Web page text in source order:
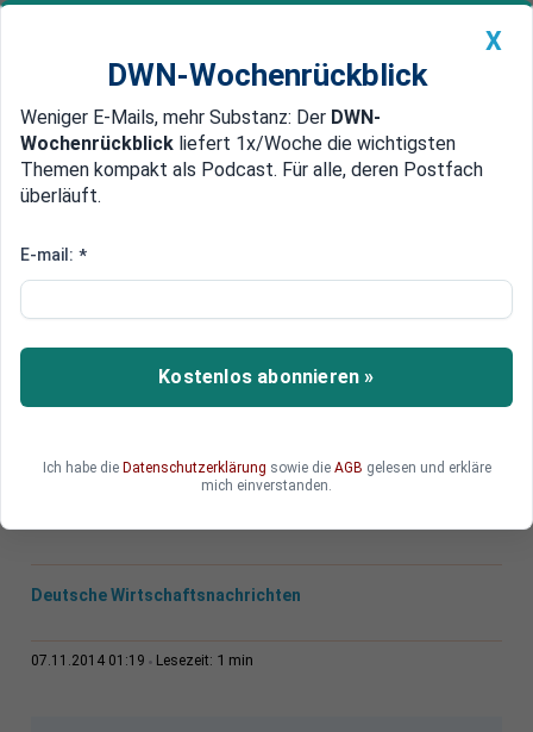
Newsticker MEIN DWN: Geldanlage Premium
Edelmetalle DWN-Magazin China
Isolation von Donezk und Lugansk
Ukraine stoppt Auszahlung von
Sozialleistungen in Rebellen-
Gebieten
Kiew führt Passkontrollen in der Ostukraine ein.
werden. Zudem sollen die Sozialleistungen für
Bewohner des Ostens eingestellt werden.
Deutsche Wirtschaftsnachrichten
07.11.2014 01:19 Lesezeit: 1 min
X
DWN-Wochenrückblick
Weniger E-Mails, mehr Substanz: Der DWN-
Wochenrückblick liefert 1x/Woche die wichtigsten
Themen kompakt als Podcast. Für alle, deren Postfach
überläuft.
E-mail: *
Kostenlos abonnieren »
Ich habe die Datenschutzerklärung sowie die AGB gelesen und erkläre
mich einverstanden.